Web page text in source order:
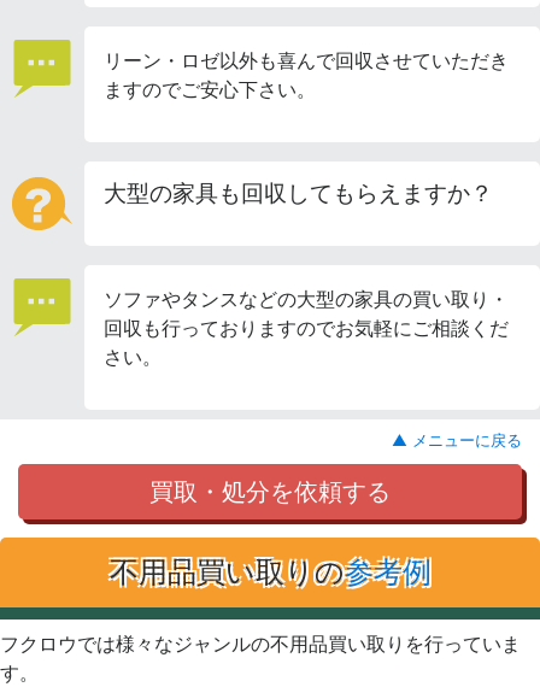
リーン・ロゼ以外も喜んで回収させていただき
ますのでご安心下さい。
大型の家具も回収してもらえますか？
ソファやタンスなどの大型の家具の買い取り・
回収も行っておりますのでお気軽にご相談くだ
さい。
▲ メニューに戻る
買取・処分を依頼する
不用品買い取りの参考例
フクロウでは様々なジャンルの不用品買い取りを行っていま
す。